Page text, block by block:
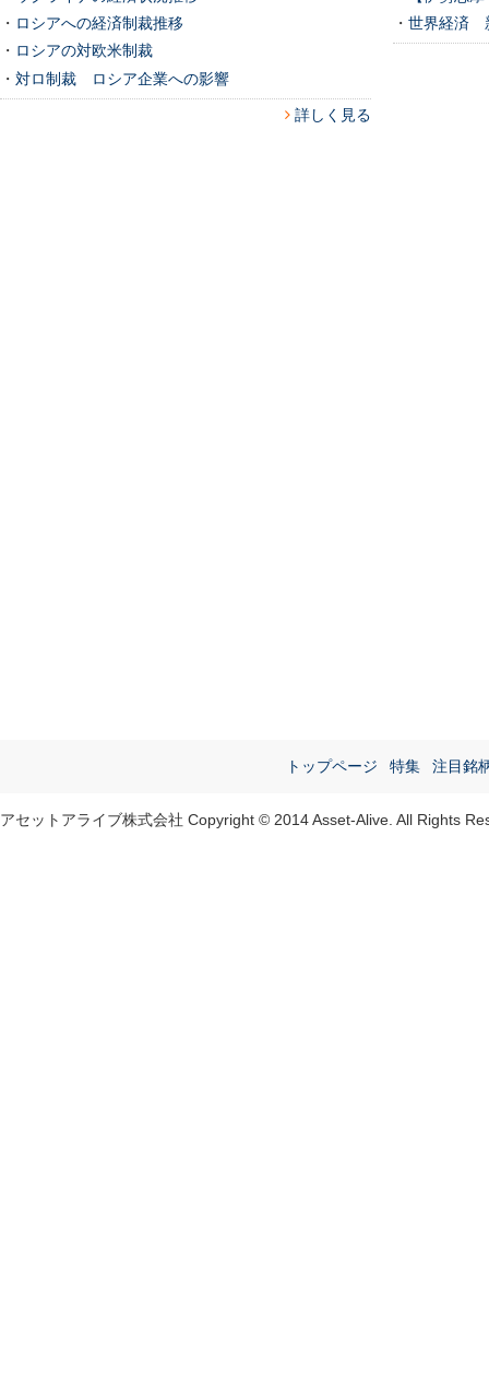
・ ロシアへの経済制裁推移
・ ロシアの対欧米制裁
・ 対ロ制裁 ロシア企業への影響
詳しく見る
・ 世界経済
トップページ 特集 注目銘
アセットアライブ株式会社 Copyright © 2014 Asset-Alive. All Rights